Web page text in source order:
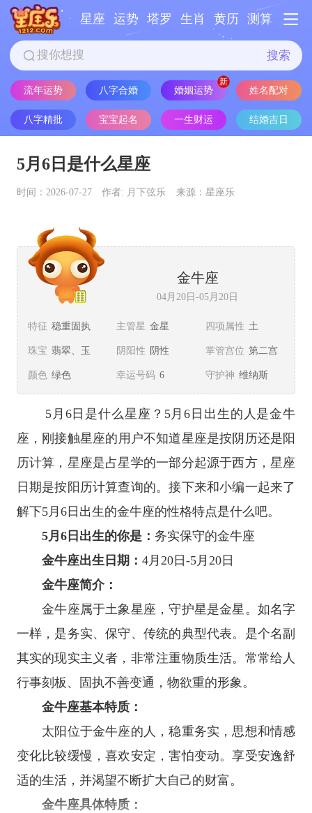
星座 运势 塔罗 生肖 黄历 测算
搜索
流年运势 八字合婚 婚姻运势 姓名配对
八字精批 宝宝起名 一生财运 结婚吉日
5月6日是什么星座
时间：2026-07-27 作者: 月下弦乐 来源：星座乐
金牛座
04月20日-05月20日
特征 稳重固执 主管星 金星 四项属性 土
珠宝 翡翠、玉 阴阳性 阴性 掌管宫位 第二宫
颜色 绿色 幸运号码 6 守护神 维纳斯
5月6日是什么星座 ？5月6日出生的人是金牛
座 ，刚接触星座的用户不知道星座是按阴历还是阳
历计算，星座是占星学的一部分起源于西方，星座
日期是按阳历计算查询的。接下来和小编一起来了
解下5月6日出生的金牛座的性格特点是什么吧。
5月6日出生的你是： 务实保守的金牛座
金牛座出生日期： 4月20日-5月20日
金牛座简介：
金牛座属于土象星座 ，守护星是金星。如名字
一样，是务实、保守、传统的典型代表。是个名副
其实的现实主义者，非常注重物质生活。常常给人
行事刻板、固执不善变通，物欲重的形象。
金牛座基本特质：
太阳位于金牛座的人，稳重务实，思想和情感
变化比较缓慢，喜欢安定，害怕变动。享受安逸舒
适的生活，并渴望不断扩大自己的财富。
金牛座具体特质：